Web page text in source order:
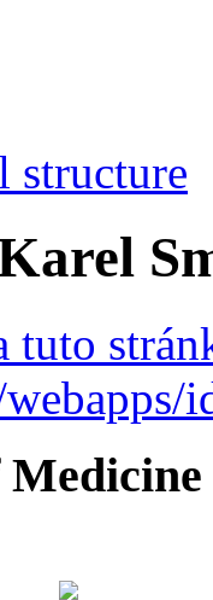
structure